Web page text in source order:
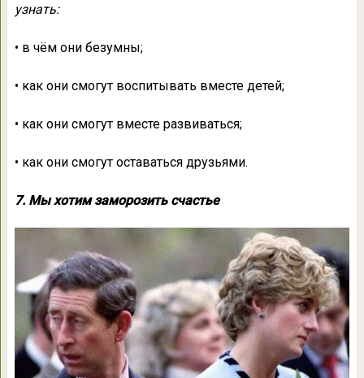
узнать:
• в чём они безумны;
• как они смогут воспитывать вместе детей;
• как они смогут вместе развиваться;
• как они смогут оставаться друзьями.
7. Мы хотим заморозить счастье